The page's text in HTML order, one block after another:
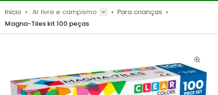
Início Ar livre e campismo
Para crianças
Magna-Tiles kit 100 peças